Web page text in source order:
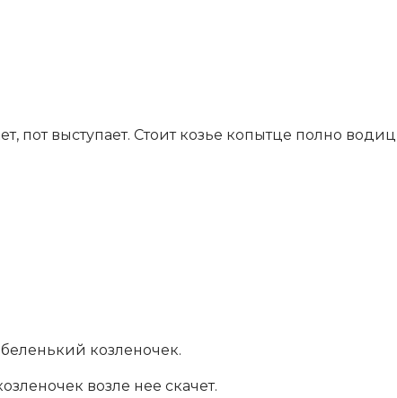
пот выступает. Стоит козье копытце полно
козленочек.
возле нее скачет.